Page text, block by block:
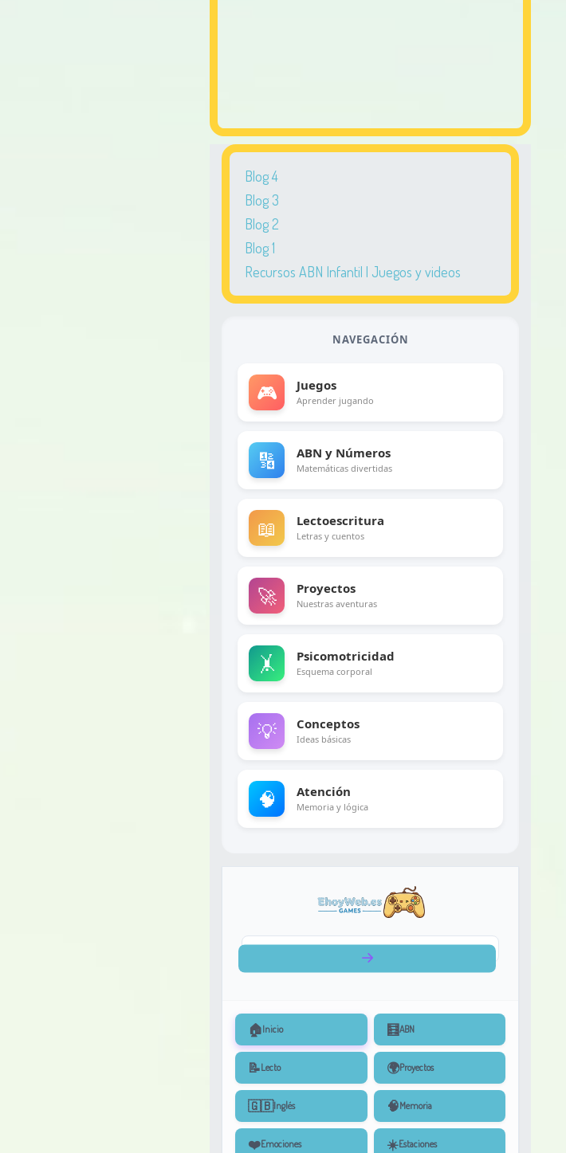
Blog 4
Blog 3
Blog 2
Blog 1
Recursos ABN Infantil | Juegos y videos
NAVEGACIÓN
🎮 Juegos
Aprender jugando
🔢 ABN y Números
Matemáticas divertidas
📖 Lectoescritura
Letras y cuentos
🚀 Proyectos
Nuestras aventuras
🤸 Psicomotricidad
Esquema corporal
💡 Conceptos
Ideas básicas
🧠 Atención
Memoria y lógica
🏠Inicio 🧮ABN
📝Lecto 🌍Proyectos
🇬🇧Inglés 🧠Memoria
❤️Emociones ☀️Estaciones